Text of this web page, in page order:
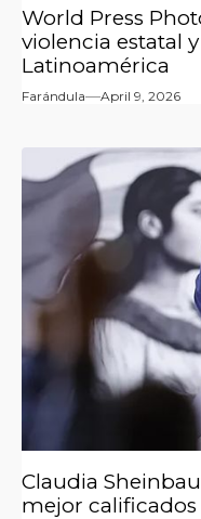
World Press
violencia estatal
Latinoamérica
Farándula April 9, 2026
Claudia
mejor